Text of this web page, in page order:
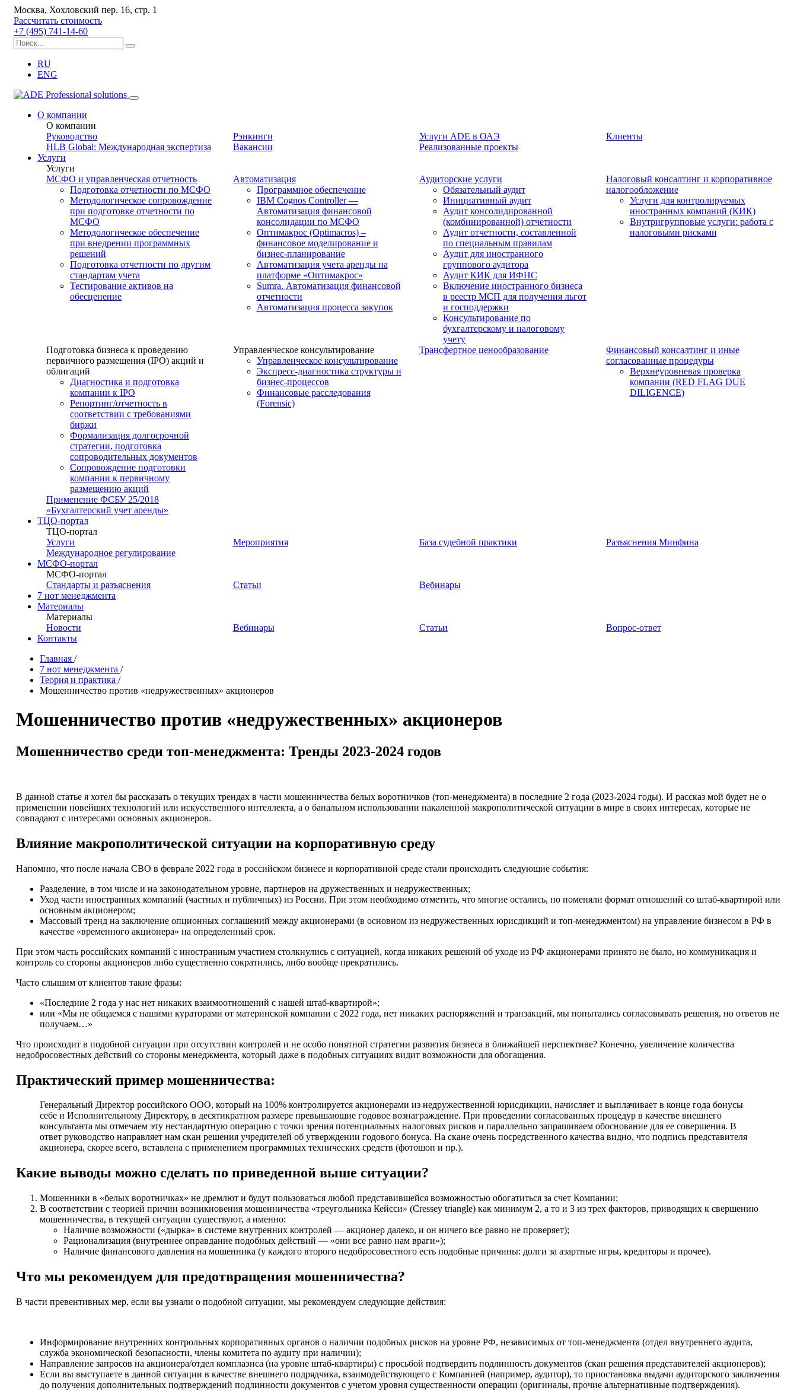
Москва, Хохловский пер. 16, стр. 1
Рассчитать стоимость
+7 (495) 741-14-60
RU
ENG
О компании
О компании
Руководство
Рэнкинги Услуги ADE в ОАЭ
Клиенты
HLB Global: Международная экспертиза
Вакансии
Реализованные проекты
Услуги
Услуги
МСФО и управленческая отчетность
Подготовка отчетности по МСФО
Методологическое сопровождение
при подготовке отчетности по
МСФО
Методологическое обеспечение
при внедрении программных
решений
Подготовка отчетности по другим
стандартам учета
Тестирование активов на
обесценение
Автоматизация
Программное обеспечение
IBM Cognos Controller —
Автоматизация финансовой
консолидации по МСФО
Оптимакрос (Optimacros) –
финансовое моделирование и
бизнес-планирование
Автоматизация учета аренды на
платформе «Оптимакрос»
Sumra. Автоматизация финансовой
отчетности
Автоматизация процесса закупок
Аудиторские услуги
Обязательный аудит
Инициативный аудит
Аудит консолидированной
(комбинированной) отчетности
Аудит отчетности, составленной
по специальным правилам
Аудит для иностранного
группового аудитора
Аудит КИК для ИФНС
Включение иностранного бизнеса
в реестр МСП для получения льгот
и господдержки
Консультирование по
бухгалтерскому и налоговому
учету
Налоговый консалтинг и корпоративное
налогообложение
Услуги для контролируемых
иностранных компаний (КИК)
Внутригрупповые услуги: работа с
налоговыми рисками
Подготовка бизнеса к проведению
первичного размещения (IPO) акций и
облигаций
Диагностика и подготовка
компании к IPO
Репортинг/отчетность в
соответствии с требованиями
биржи
Формализация долгосрочной
стратегии, подготовка
сопроводительных документов
Сопровождение подготовки
компании к первичному
размещению акций
Управленческое консультирование
Управленческое консультирование
Экспресс-диагностика структуры и
бизнес-процессов
Финансовые расследования
(Forensic)
Трансфертное ценообразование
Финансовый консалтинг и иные
согласованные процедуры
Верхнеуровневая проверка
компании (RED FLAG DUE
DILIGENCE)
Применение ФСБУ 25/2018
«Бухгалтерский учет аренды»
ТЦО-портал
ТЦО-портал
Услуги
Мероприятия База судебной практики
Разъяснения Минфина
Международное регулирование
МСФО-портал
МСФО-портал
Стандарты и разъяснения
Статьи
Вебинары
7 нот менеджмента
Материалы
Материалы
Новости
Вебинары Статьи
Вопрос-ответ
Контакты
Главная /
7 нот менеджмента /
Теория и практика /
Мошенничество против «недружественных» акционеров
Мошенничество против «недружественных» акционеров
Мошенничество среди топ-менеджмента: Тренды 2023-2024 годов
В данной статье я хотел бы рассказать о текущих трендах в части мошенничества белых воротничков (топ-менеджмента) в последние 2 года (2023-2024 годы). И рассказ мой будет не о
применении новейших технологий или искусственного интеллекта, а о банальном использовании накаленной макрополитической ситуации в мире в своих интересах, которые не
совпадают с интересами основных акционеров.
Влияние макрополитической ситуации на корпоративную среду
Напомню, что после начала СВО в феврале 2022 года в российском бизнесе и корпоративной среде стали происходить следующие события:
Разделение, в том числе и на законодательном уровне, партнеров на дружественных и недружественных;
Уход части иностранных компаний (частных и публичных) из России. При этом необходимо отметить, что многие остались, но поменяли формат отношений со штаб-квартирой или
основным акционером;
Массовый тренд на заключение опционных соглашений между акционерами (в основном из недружественных юрисдикций и топ-менеджментом) на управление бизнесом в РФ в
качестве «временного акционера» на определенный срок.
При этом часть российских компаний с иностранным участием столкнулись с ситуацией, когда никаких решений об уходе из РФ акционерами принято не было, но коммуникация и
контроль со стороны акционеров либо существенно сократились, либо вообще прекратились.
Часто слышим от клиентов такие фразы:
«Последние 2 года у нас нет никаких взаимоотношений с нашей штаб-квартирой»;
или «Мы не общаемся с нашими кураторами от материнской компании с 2022 года, нет никаких распоряжений и транзакций, мы попытались согласовывать решения, но ответов не
получаем…»
Что происходит в подобной ситуации при отсутствии контролей и не особо понятной стратегии развития бизнеса в ближайшей перспективе? Конечно, увеличение количества
недобросовестных действий со стороны менеджмента, который даже в подобных ситуациях видит возможности для обогащения.
Практический пример мошенничества:
Генеральный Директор российского ООО, который на 100% контролируется акционерами из недружественной юрисдикции, начисляет и выплачивает в конце года бонусы
себе и Исполнительному Директору, в десятикратном размере превышающие годовое вознаграждение. При проведении согласованных процедур в качестве внешнего
консультанта мы отмечаем эту нестандартную операцию с точки зрения потенциальных налоговых рисков и параллельно запрашиваем обоснование для ее совершения. В
ответ руководство направляет нам скан решения учредителей об утверждении годового бонуса. На скане очень посредственного качества видно, что подпись представителя
акционера, скорее всего, вставлена с применением программных технических средств (фотошоп и пр.).
Какие выводы можно сделать по приведенной выше ситуации?
Мошенники в «белых воротничках» не дремлют и будут пользоваться любой представившейся возможностью обогатиться за счет Компании;
В соответствии с теорией причин возникновения мошенничества «треугольника Кейсси» (Cressey triangle) как минимум 2, а то и 3 из трех факторов, приводящих к свершению
мошенничества, в текущей ситуации существуют, а именно:
Наличие возможности («дырка» в системе внутренних контролей — акционер далеко, и он ничего все равно не проверяет);
Рационализация (внутреннее оправдание подобных действий — «они все равно нам враги»);
Наличие финансового давления на мошенника (у каждого второго недобросовестного есть подобные причины: долги за азартные игры, кредиторы и прочее).
Что мы рекомендуем для предотвращения мошенничества?
В части превентивных мер, если вы узнали о подобной ситуации, мы рекомендуем следующие действия:
Информирование внутренних контрольных корпоративных органов о наличии подобных рисков на уровне РФ, независимых от топ-менеджмента (отдел внутреннего аудита,
служба экономической безопасности, члены комитета по аудиту при наличии);
Направление запросов на акционера/отдел комплаэнса (на уровне штаб-квартиры) с просьбой подтвердить подлинность документов (скан решения представителей акционеров);
Если вы выступаете в данной ситуации в качестве внешнего подрядчика, взаимодействующего с Компанией (например, аудитор), то приостановка выдачи аудиторского заключения
до получения дополнительных подтверждений подлинности документов с учетом уровня существенности операции (оригиналы, прочие альтернативные подтверждения).